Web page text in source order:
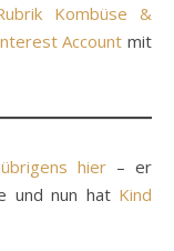
Kombüse &
Account mit
hier– er
und nun hat Kind